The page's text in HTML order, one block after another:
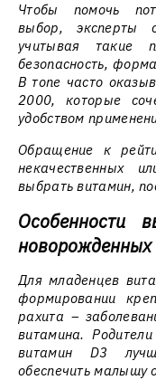
Чтобы помочь
выбор, эксперты
учитывая такие
безопасность,
В топе часто
2000, которые
удобством
Обращение к
некачественных
выбрать витамин,
Особенности
новорожденных
Для младенцев
формировании
рахита –
витамина.
витамин D3
обеспечить малышу